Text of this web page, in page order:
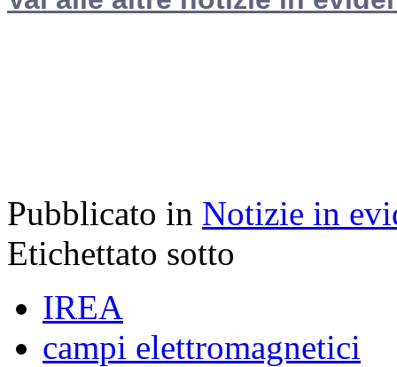
Pubblicato in Notizie in
Etichettato sotto
IREA
campi elettromagnetici